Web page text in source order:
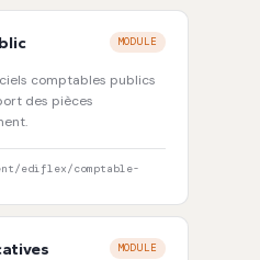
MODULE
comptables publics
des pièces
ediflex/comptable-
MODULE